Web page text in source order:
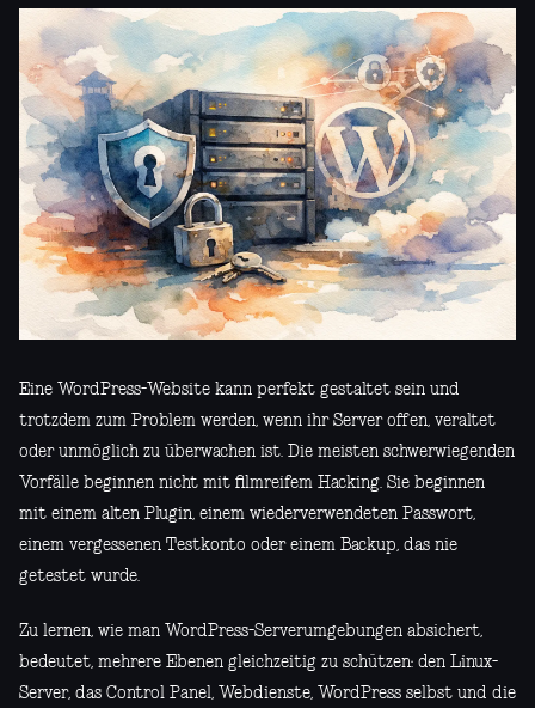
Eine WordPress-Website kann perfekt gestaltet sein und
trotzdem zum Problem werden, wenn ihr Server offen, veraltet
oder unmöglich zu überwachen ist. Die meisten schwerwiegenden
Vorfälle beginnen nicht mit filmreifem Hacking. Sie beginnen
mit einem alten Plugin, einem wiederverwendeten Passwort,
einem vergessenen Testkonto oder einem Backup, das nie
getestet wurde.
Zu lernen, wie man WordPress-Serverumgebungen absichert,
bedeutet, mehrere Ebenen gleichzeitig zu schützen: den Linux-
Server, das Control Panel, Webdienste, WordPress selbst und die